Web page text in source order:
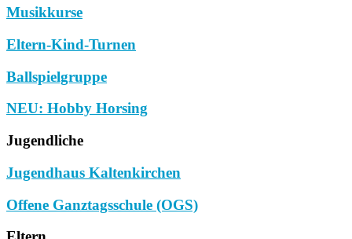
Musikkurse
Eltern-Kind-Turnen
Ballspielgruppe
NEU: Hobby Horsing
Jugendliche
Jugendhaus Kaltenkirchen
Offene Ganztagsschule (OGS)